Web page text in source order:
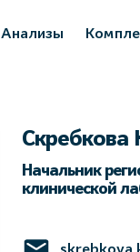
Анализы
Скребкова
Начальник
клинической